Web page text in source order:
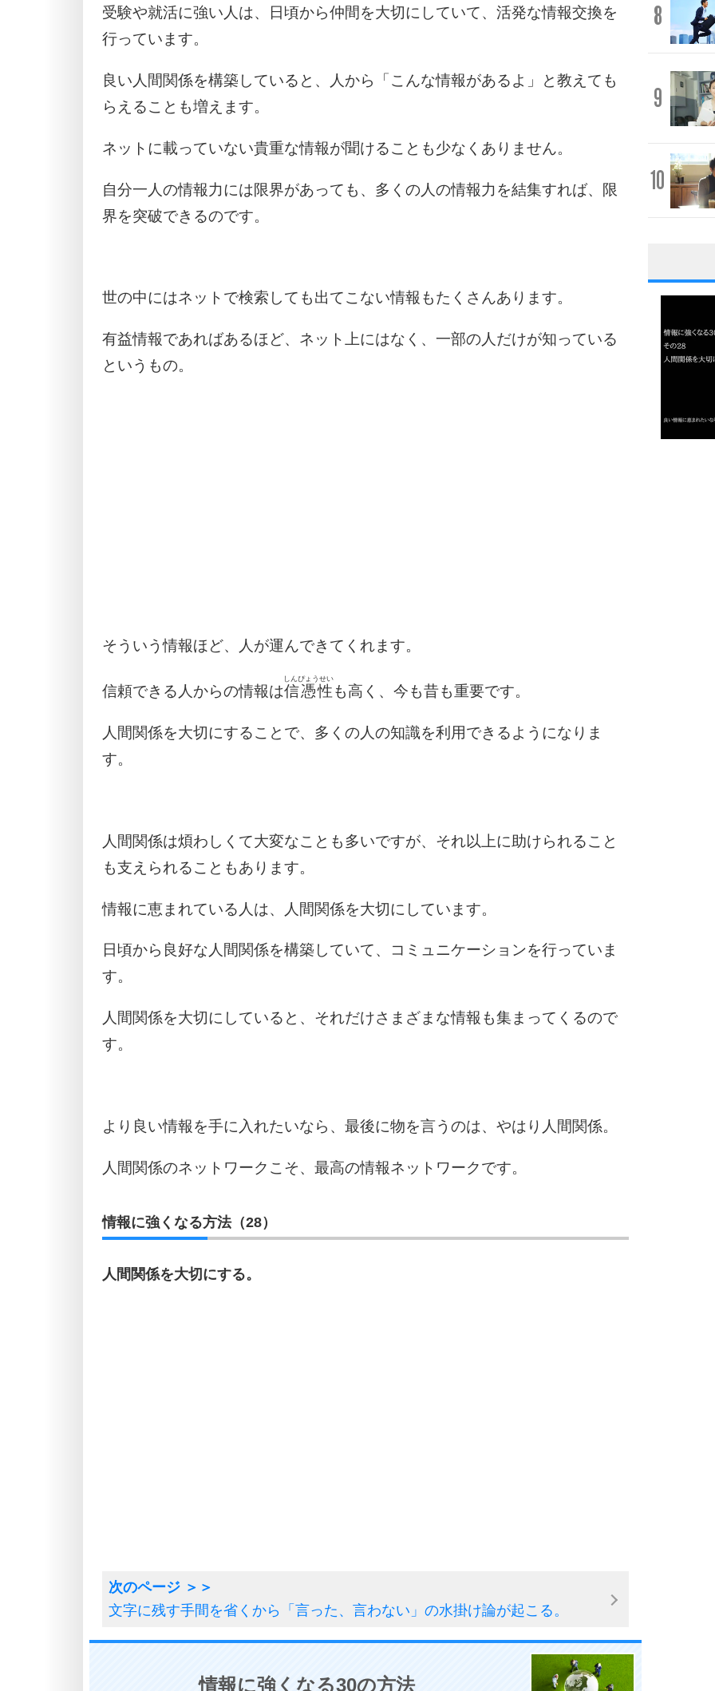
受験や就活に強い人は、日頃から仲間を大切にしていて、活発な情報交換を
行っています。
良い人間関係を構築していると、人から「こんな情報があるよ」と教えても
らえることも増えます。
ネットに載っていない貴重な情報が聞けることも少なくありません。
自分一人の情報力には限界があっても、多くの人の情報力を結集すれば、限
界を突破できるのです。
世の中にはネットで検索しても出てこない情報もたくさんあります。
有益情報であればあるほど、ネット上にはなく、一部の人だけが知っている
というもの。
そういう情報ほど、人が運んできてくれます。
信頼できる人からの情報は信憑性
しんぴょうせい
も高く、今も昔も重要です。
人間関係を大切にすることで、多くの人の知識を利用できるようになりま
す。
人間関係は煩わしくて大変なことも多いですが、それ以上に助けられること
も支えられることもあります。
情報に恵まれている人は、人間関係を大切にしています。
日頃から良好な人間関係を構築していて、コミュニケーションを行っていま
す。
人間関係を大切にしていると、それだけさまざまな情報も集まってくるので
す。
より良い情報を手に入れたいなら、最後に物を言うのは、やはり人間関係。
人間関係のネットワークこそ、最高の情報ネットワークです。
情報に強くなる方法（28）
人間関係を大切にする。
文字に残す手間を省くから「言った、言わない」の水掛け論が起こる。
情報に強くなる30の方法
8
9
10
1
3